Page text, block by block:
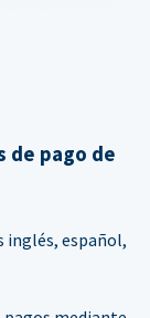
de pago de
inglés, español,